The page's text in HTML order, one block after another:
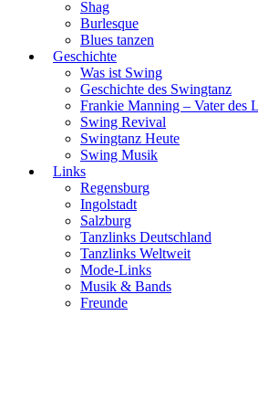
Shag
Burlesque
Blues tanzen
Geschichte
Was ist Swing
Geschichte des Swingtanz
Frankie Manning – Vater des
Swing Revival
Swingtanz Heute
Swing Musik
Links
Regensburg
Ingolstadt
Salzburg
Tanzlinks Deutschland
Tanzlinks Weltweit
Mode-Links
Musik & Bands
Freunde